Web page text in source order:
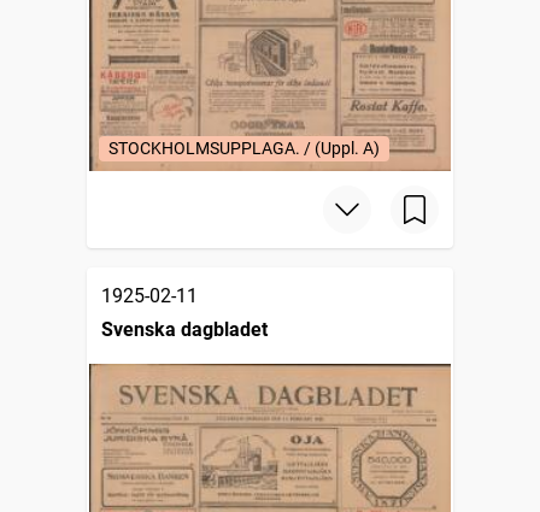
STOCKHOLMSUPPLAGA. / (Uppl. A)
1925-02-11
Svenska dagbladet